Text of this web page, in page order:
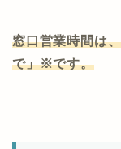
窓口営業時間は
で」※です。